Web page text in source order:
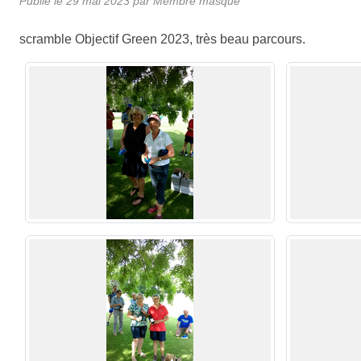
scramble Objectif Green 2023, très beau parcours.